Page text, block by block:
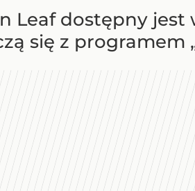
Leaf dostępny
się z programem